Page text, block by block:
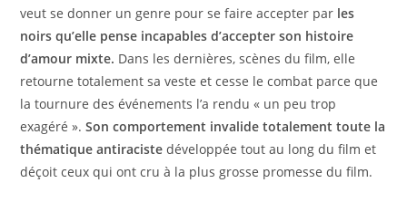
veut se donner un genre pour se faire accepter par les
noirs qu’elle pense incapables d’accepter son histoire
d’amour mixte. Dans les dernières, scènes du film, elle
retourne totalement sa veste et cesse le combat parce que
la tournure des événements l’a rendu « un peu trop
exagéré ».Son comportement invalide totalement toute la
thématique antiraciste développée tout au long du film et
déçoit ceux qui ont cru à la plus grosse promesse du film.